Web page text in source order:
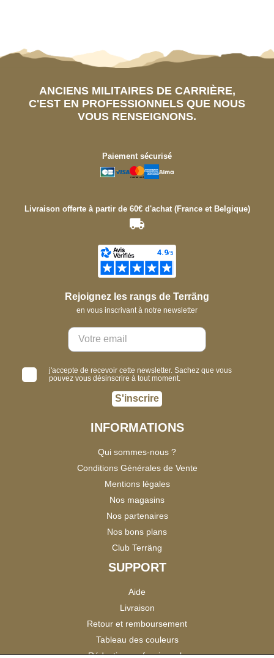
ANCIENS MILITAIRES DE CARRIÈRE,
C'EST EN PROFESSIONNELS QUE NOUS
VOUS RENSEIGNONS.
Paiement sécurisé
Livraison offerte à partir de 60€ d'achat (France et Belgique)
Rejoignez les rangs de Terräng
en vous inscrivant à notre newsletter
j'accepte de recevoir cette newsletter. Sachez que vous
pouvez vous désinscrire à tout moment.
S'inscrire
INFORMATIONS
Qui sommes-nous ?
Conditions Générales de Vente
Mentions légales
Nos magasins
Nos partenaires
Nos bons plans
Club Terräng
SUPPORT
Aide
Livraison
Retour et remboursement
Tableau des couleurs
Réduction professionnels